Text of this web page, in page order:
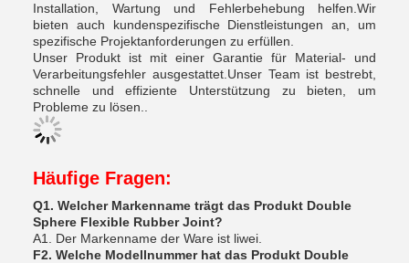
Installation, Wartung und Fehlerbehebung helfen.Wir
bieten auch kundenspezifische Dienstleistungen an, um
spezifische Projektanforderungen zu erfüllen.
Unser Produkt ist mit einer Garantie für Material- und
Verarbeitungsfehler ausgestattet.Unser Team ist bestrebt,
schnelle und effiziente Unterstützung zu bieten, um
Probleme zu lösen..
Häufige Fragen:
Q1. Welcher Markenname trägt das Produkt Double
Sphere Flexible Rubber Joint?
A1. Der Markenname der Ware ist liwei.
F2. Welche Modellnummer hat das Produkt Double